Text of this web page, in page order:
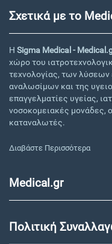
Σχετικά με το
Η Sigma Medical -
χώρο του
τεχνολογίας, των λύσεων
αναλωσίμων και της
επαγγελματίες υγείας,
νοσοκομειακές μονάδες,
καταναλωτές.
Διαβάστε Περισσότερα
Medical.gr
Πολιτική